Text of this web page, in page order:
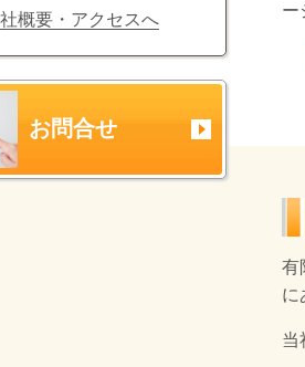
ー
有
に
当
概要・アクセスへ
お問合せ